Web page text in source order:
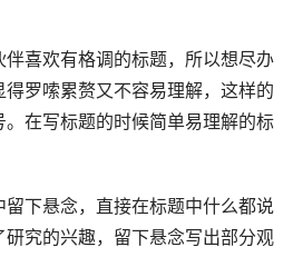
伴喜欢有格调的标题，所以想尽办
罗嗦累赘又不容易理解，这样的
在写标题的时候简单易理解的标
留下悬念，直接在标题中什么都说
究的兴趣，留下悬念写出部分观